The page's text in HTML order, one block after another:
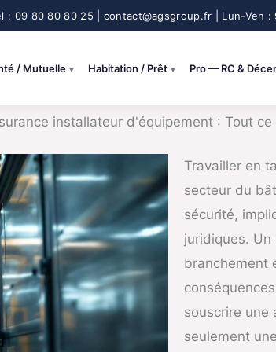
/ Mutuelle Habitation / Prêt Pro — RC &
installateur d'équipement : Tout ce
Travailler en
secteur du
sécurité,
juridiques. Un
branchement
souscrire une
seulement